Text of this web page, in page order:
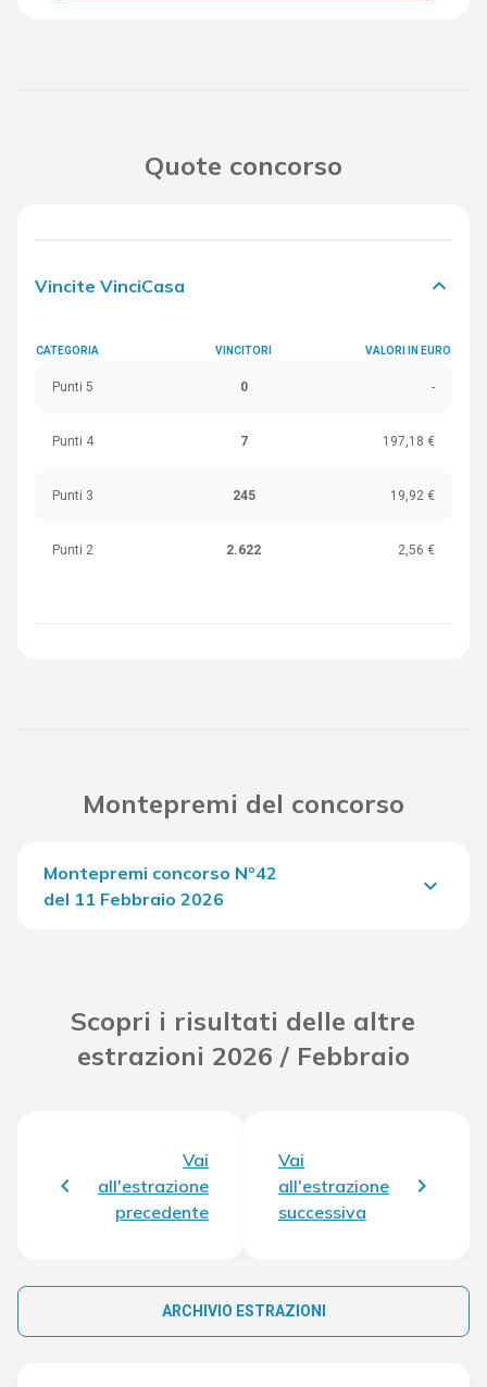
Quote concorso
Vincite VinciCasa keyboard_arrow_down
CATEGORIA VINCITORI VALORI IN EURO
Punti 5 0 -
Punti 4 7 197,18 €
Punti 3 245 19,92 €
Punti 2 2.622 2,56 €
Montepremi del concorso
Montepremi concorso Nº42
del 11 Febbraio 2026
keyboard_arrow_down
Scopri i risultati delle altre
estrazioni 2026 / Febbraio
Vai
all'estrazione
precedente
Vai
all'estrazione
successiva
ARCHIVIO ESTRAZIONI